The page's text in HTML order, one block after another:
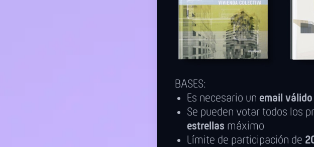
BASES:
Es necesario un email válido
Se pueden votar todos los
estrellas máximo
Límite de participación de